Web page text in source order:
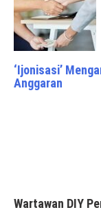
‘Ijonisasi’
Anggaran
Wartawan DIY